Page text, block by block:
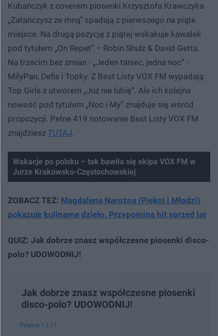
Kubańczyk z coverem piosenki Krzysztofa Krawczyka
„Zatańczysz ze mną” spadają z pierwszego na piąte
miejsce. Na drugą pozycję z piątej wskakuje kawałek
pod tytułem „On Repet” – Robin Shulz & David Getta.
Na trzecim bez zmian - „Jeden taniec, jedna noc” -
MiłyPan, Defis i Topky. Z Best Listy VOX FM wypadają
Top Girls z utworem „Już nie lubię”. Ale ich kolejna
nowość pod tytułem „Noc i My” znajduje się wśród
propozycji. Pełne 419 notowanie Best Listy VOX FM
znajdziesz TUTAJ.
Wakacje po polsku – tak bawiła się ekipa VOX FM w
Jurze Krakowsko-Częstochowskiej
ZOBACZ TEŻ: Magdalena Narożna (Piękni i Młodzi)
pokazuje kulinarne dzieło. Przypomina hit sprzed lat
QUIZ: Jak dobrze znasz współczesne piosenki disco-
polo? UDOWODNIJ!
Jak dobrze znasz współczesne piosenki
disco-polo? UDOWODNIJ!
Pytanie 1 z 11